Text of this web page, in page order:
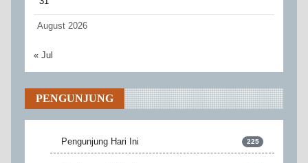
August 2026
« Jul
PENGUNJUNG
Pengunjung Hari Ini 225